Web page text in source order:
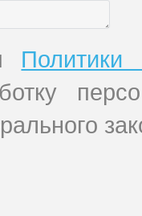
Политики